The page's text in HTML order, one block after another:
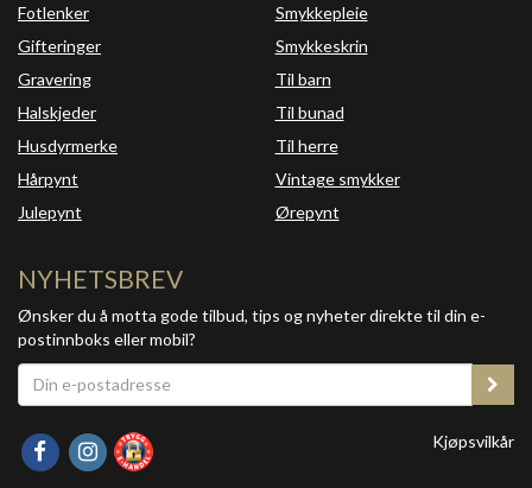
Fotlenker
Gifteringer
Gravering
Halskjeder
Husdyrmerke
Hårpynt
Julepynt
Smykkepleie
Smykkeskrin
Til barn
Til bunad
Til herre
Vintage smykker
Ørepynt
NYHETSBREV
Ønsker du å motta gode tilbud, tips og nyheter direkte til din e-
postinnboks eller mobil?
Kjøpsvilkår